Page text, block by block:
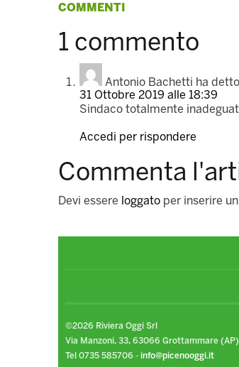
COMMENTI
1 commento
Antonio Bachetti ha
31 Ottobre 2019 alle 18:39
Sindaco totalmente
Accedi per rispondere
Commenta
Devi essere loggato per inserire
©2026 Riviera Oggi Srl
Via Manzoni, 33, 63066 Grottammare (AP)
Tel 0735 585706 - info@picenooggi.it